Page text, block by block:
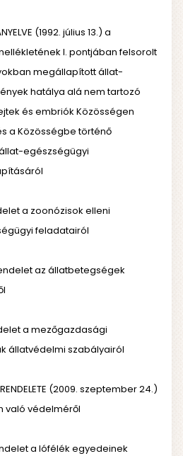
(1992. július 13.) a
I. pontjában felsorolt
megállapított állat-
hatálya alá nem tartozó
és embriók Közösségen
a Közösségbe történő
egészségügyi
a zoonózisok elleni
feladatairól
az állatbetegségek
a mezőgazdasági
állatvédelmi szabályairól
(2009. szeptember 24.)
való védelméről
a lófélék egyedeinek